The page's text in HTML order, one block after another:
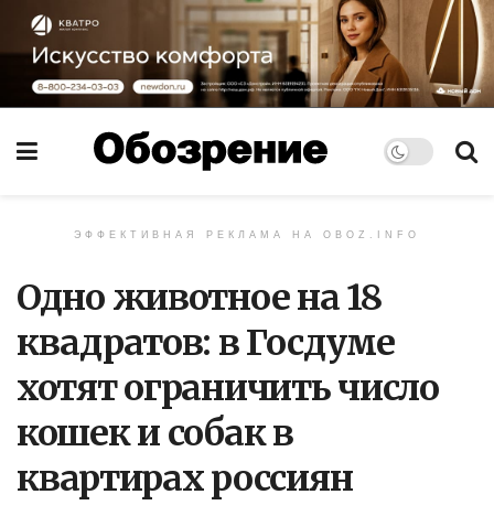
ЭФФЕКТИВНАЯ РЕКЛАМА НА OBOZ.INFO
Одно животное на 18
квадратов: в Госдуме
хотят ограничить число
кошек и собак в
квартирах россиян